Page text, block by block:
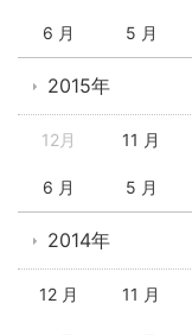
6 月 5 月
2015年
12月 11 月
6 月 5 月
2014年
12 月 11 月